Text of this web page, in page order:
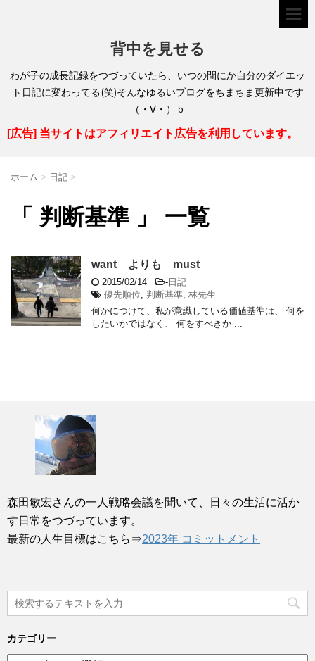
背中を見せる
わが子の成長記録をつづっていたら、いつの間にか自分のダイエッ
ト日記に変わってる(笑)そんなゆるいブログをちまちま更新中です
（・∀・）ｂ
[広告] 当サイトはアフィリエイト広告を利用しています。
ホーム > 日記 >
「 判断基準 」 一覧
want よりも must
2015/02/14 - 日記
優先順位
判断基準 林先生
何かにつけて、私が意識している価値基準は、 何を
したいかではなく、 何をすべきか ...
森田敏宏さんの一人戦略会議を聞いて、日々の生活に活か
す日常をつづっています。
最新の人生目標はこちら⇒2023年 コミットメント
カテゴリー